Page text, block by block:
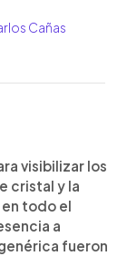
Cañas
visibilizar los
cristal y la
todo el
a
fueron